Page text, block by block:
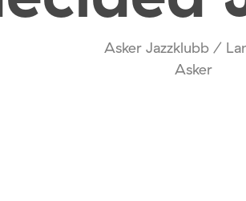
Asker Jazzklubb /
Asker